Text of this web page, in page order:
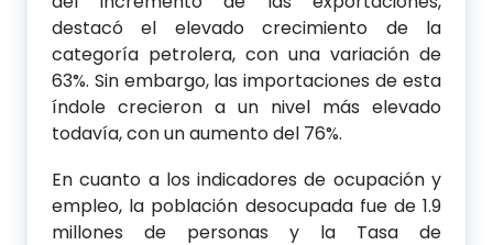
destacó el elevado crecimiento de la
categoría petrolera, con una variación de
63%. Sin embargo, las importaciones de esta
índole crecieron a un nivel más elevado
todavía, con un aumento del 76%.
En cuanto a los indicadores de ocupación y
empleo, la población desocupada fue de 1.9
millones de personas y la Tasa de